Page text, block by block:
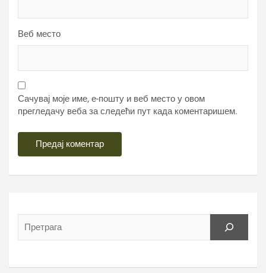
Веб место
Сачувај моје име, е-пошту и веб место у овом
прегледачу веба за следећи пут када коментаришем.